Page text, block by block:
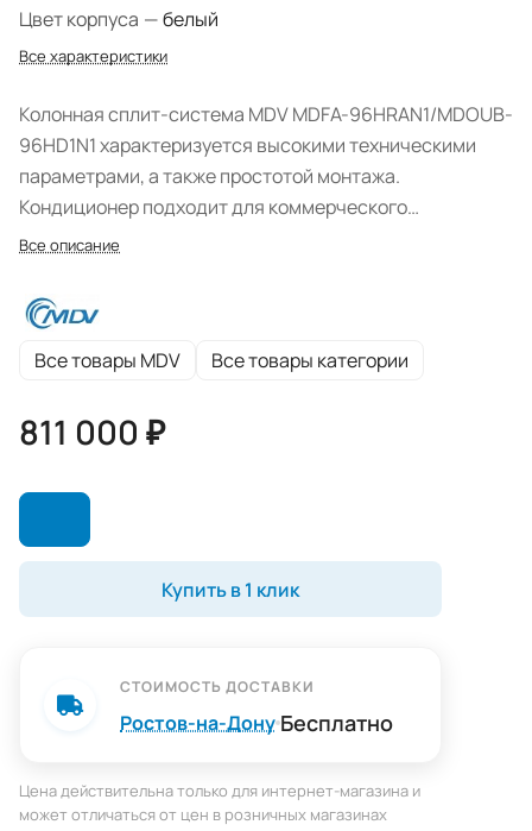
Цвет корпуса —белый
Все характеристики
Колонная сплит-система MDV MDFA-96HRAN1/MDOUB-
96HD1N1 характеризуется высокими техническими
параметрами, а также простотой монтажа.
Кондиционер подходит для коммерческого
применения. В данной модели используется надежный
энергоэффективностью и долгим сроком
эксплуатации.
Все описание
Все товары MDV Все товары категории
811 000 ₽
Купить в 1 клик
СТОИМОСТЬ ДОСТАВКИ
Ростов-на-Дону Бесплатно
Цена действительна только для интернет-магазина и
может отличаться от цен в розничных магазинах